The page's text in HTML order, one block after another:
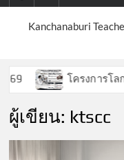
Kanchanaburi
โครงการโลกสวย
ผู้เขียน: ktscc